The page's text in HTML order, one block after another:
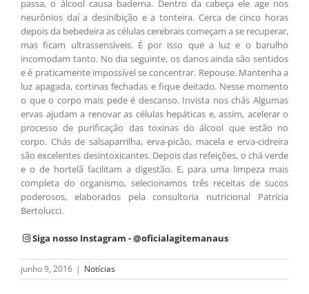
passa, o álcool causa baderna. Dentro da cabeça ele age nos
neurônios daí a desinibição e a tonteira. Cerca de cinco horas
depois da bebedeira as células cerebrais começam a se recuperar,
mas ficam ultrassensíveis. É por isso que a luz e o barulho
incomodam tanto. No dia seguinte, os danos ainda são sentidos
e é praticamente impossível se concentrar. Repouse. Mantenha a
luz apagada, cortinas fechadas e fique deitado. Nesse momento
o que o corpo mais pede é descanso. Invista nos chás Algumas
ervas ajudam a renovar as células hepáticas e, assim, acelerar o
processo de purificação das toxinas do álcool que estão no
corpo. Chás de salsaparrilha, erva-picão, macela e erva-cidreira
são excelentes desintoxicantes. Depois das refeições, o chá verde
e o de hortelã facilitam a digestão. E, para uma limpeza mais
completa do organismo, selecionamos três receitas de sucos
poderosos, elaborados pela consultoria nutricional Patrícia
Bertolucci.
Siga nosso Instagram - @oficialagitemanaus
junho 9, 2016 | Notícias